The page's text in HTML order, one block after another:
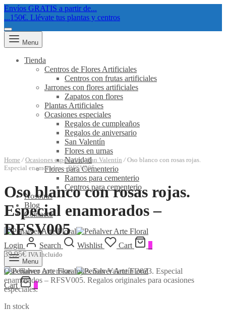
Envíos GRATIS a partir de...
...150€. Llévate tus plantas y centros
Menu
Tienda
Centros de Flores Artificiales
Centros con frutas artificiales
Jarrones con flores artificiales
Zapatos con flores
Plantas Artificiales
Ocasiones especiales
Regalos de cumpleaños
Regalos de aniversario
San Valentín
Flores en urnas
Navidad
Flores para Cementerio
Ramos para cementerio
Centros para cementerio
Nosotras
Blog
Contacto
Login Search Wishlist Cart
Menu
Cart 0
Home / Ocasiones especiales / San Valentín /Oso blanco con rosas rojas.
Especial enamorados – RFSV005
Oso blanco con rosas rojas.
Especial enamorados –
RFSV005
39,95€ IVA Incluido
Oso blanco con rosas rojas. San Valentín 2023. Especial
enamorados – RFSV005. Regalos originales para ocasiones
especiales.
In stock